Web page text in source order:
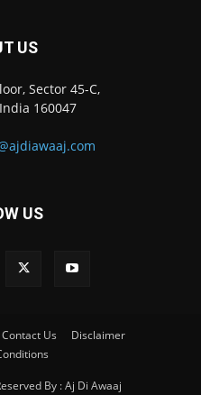
US
Sector 45-C,
160047
US
Contact Us
Disclaimer
By : Aj Di Awaaj